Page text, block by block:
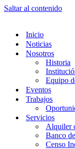
Saltar al contenido
Inicio
Noticias
Nosotros
Historia
Equipo
Eventos
Trabajos
Servicios
Alquiler
Banco
Censo